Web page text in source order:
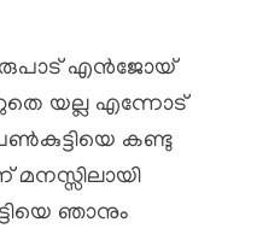
എൻജോയ്
യല്ല എന്നോട്
കണ്ടു
മനസ്സിലായി
ഞാനും